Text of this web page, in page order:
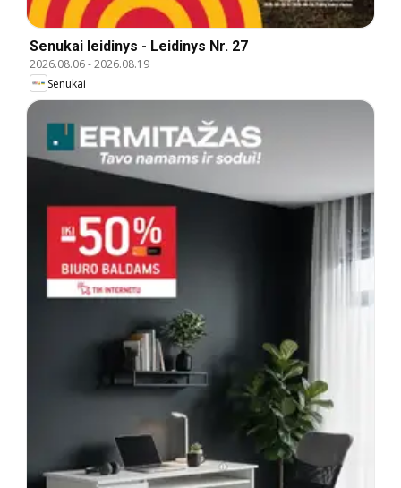
Senukai leidinys - Leidinys Nr. 27
2026.08.06-2026.08.19
Senukai